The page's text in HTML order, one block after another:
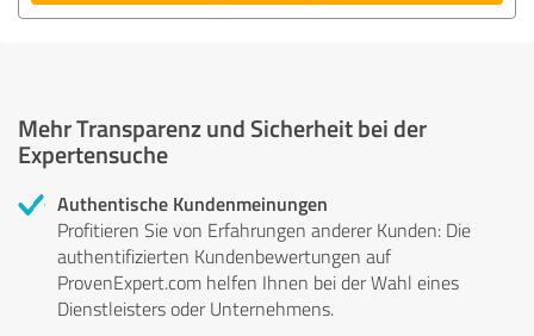
Mehr Transparenz und Sicherheit bei der
Expertensuche
Authentische Kundenmeinungen
Profitieren Sie von Erfahrungen anderer Kunden: Die
authentifizierten Kundenbewertungen auf
ProvenExpert.com helfen Ihnen bei der Wahl eines
Dienstleisters oder Unternehmens.